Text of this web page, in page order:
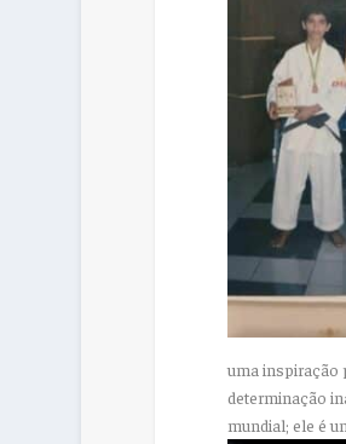
uma inspiração
determinação
mundial; ele é